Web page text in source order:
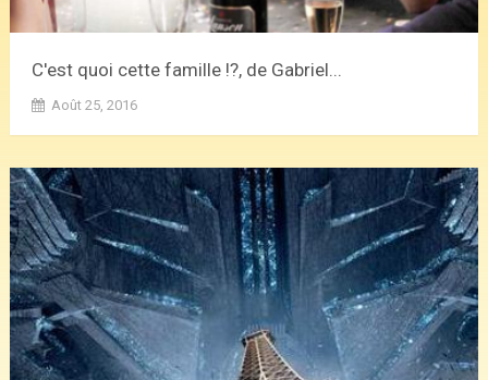
C'est quoi cette famille !?, de Gabriel...
Août 25, 2016